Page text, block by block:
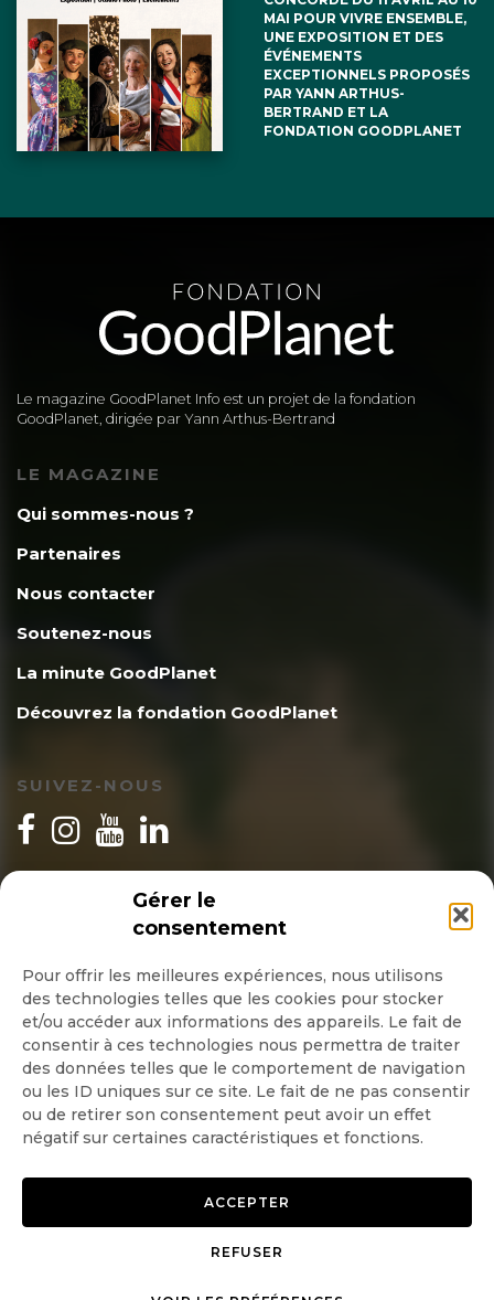
Gérer le
consentement
Pour offrir les meilleures expériences, nous utilisons
des technologies telles que les cookies pour stocker
et/ou accéder aux informations des appareils. Le fait de
consentir à ces technologies nous permettra de traiter
des données telles que le comportement de navigation
ou les ID uniques sur ce site. Le fait de ne pas consentir
ou de retirer son consentement peut avoir un effet
négatif sur certaines caractéristiques et fonctions.
ACCEPTER
REFUSER
MAI POUR VIVRE ENSEMBLE,
UNE EXPOSITION ET DES
ÉVÉNEMENTS
EXCEPTIONNELS PROPOSÉS
PAR YANN ARTHUS-
BERTRAND ET LA
FONDATION GOODPLANET
Le magazine GoodPlanet Info est un projet de la fondation
GoodPlanet, dirigée par Yann Arthus-Bertrand
LE MAGAZINE
Qui sommes-nous ?
Partenaires
Nous contacter
Soutenez-nous
La minute GoodPlanet
Découvrez la fondation GoodPlanet
SUIVEZ-NOUS
INSCRIPTION NEWSLETTER
Quotidienne
Hebdo
OK